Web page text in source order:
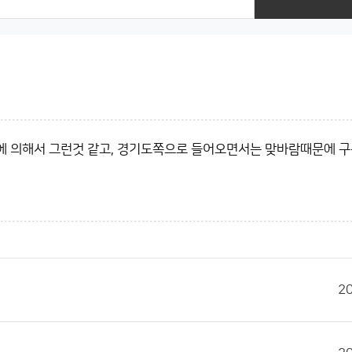
해서 그런것 같고, 경기도쪽으로 들어오면서는 맞바람때문에